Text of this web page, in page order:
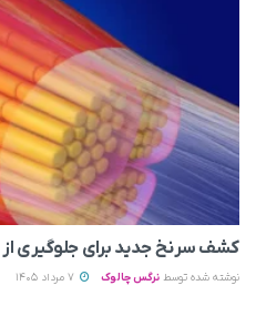
کشف سرنخ جدید برای جلوگیری
نوشته شده توسط نرگس چالوک